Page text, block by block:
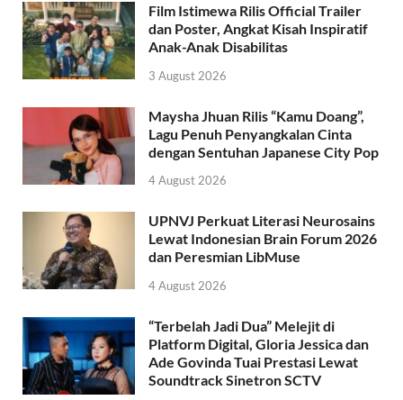
Film Istimewa Rilis Official Trailer
dan Poster, Angkat Kisah Inspiratif
Anak-Anak Disabilitas
3 August 2026
Maysha Jhuan Rilis “Kamu Doang”,
Lagu Penuh Penyangkalan Cinta
dengan Sentuhan Japanese City Pop
4 August 2026
UPNVJ Perkuat Literasi Neurosains
Lewat Indonesian Brain Forum 2026
dan Peresmian LibMuse
4 August 2026
“Terbelah Jadi Dua” Melejit di
Platform Digital, Gloria Jessica dan
Ade Govinda Tuai Prestasi Lewat
Soundtrack Sinetron SCTV